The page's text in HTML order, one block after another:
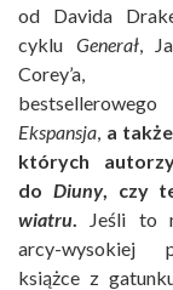
od Davida
cyklu Generał,
Corey’a,
Ekspansja, a
których
do Diuny, czy
wiatru. Jeśli to
arcy-wysokiej
książce z